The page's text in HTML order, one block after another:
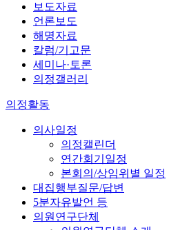
보도자료
언론보도
해명자료
칼럼/기고문
세미나·토론
의정갤러리
의정활동
의사일정
의정캘린더
연간회기일정
본회의/상임위별 일정
대집행부질문/답변
5분자유발언 등
의원연구단체